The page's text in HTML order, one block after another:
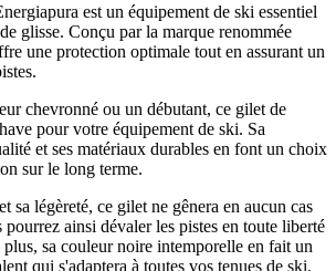
est un équipement de ski essentiel
glisse. Conçu par la marque renommée
une protection optimale tout en assurant un
chevronné ou un débutant, ce gilet de
pour votre équipement de ski. Sa
et ses matériaux durables en font un choix
sur le long terme.
sa légèreté, ce gilet ne gênera en aucun cas
ainsi dévaler les pistes en toute liberté
sa couleur noire intemporelle en fait un
qui s'adaptera à toutes vos tenues de ski.